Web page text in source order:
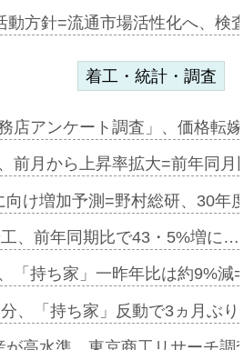
動方針=流通市場活性化へ、検
着工・統計・調査
店アンケート調査」、価格転
前月から上昇率拡大=前年同
向け増加予測=野村総研、30年
、前年同期比で43・5%増に…
「持ち家」一昨年比は約9%
、「持ち家」反動で3ヵ月ぶ